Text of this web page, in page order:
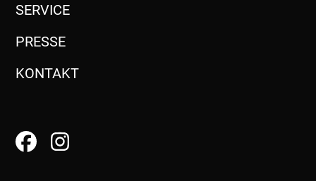
SERVICE
PRESSE
KONTAKT